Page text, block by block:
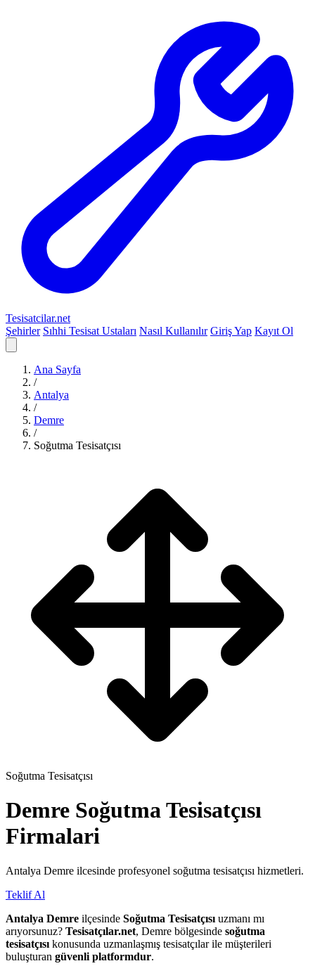
Tesisatcilar.net
Şehirler Sıhhi Tesisat Ustaları Nasıl Kullanılır Giriş Yap Kayıt Ol
Ana Sayfa
/
Antalya
/
Demre
/
Soğutma Tesisatçısı
Soğutma Tesisatçısı
Demre Soğutma Tesisatçısı
Firmalari
Antalya Demre ilcesinde profesyonel soğutma tesisatçısı hizmetleri.
Teklif Al
Antalya Demre ilçesinde Soğutma Tesisatçısı uzmanı mı
arıyorsunuz? Tesisatçılar.net, Demre bölgesinde soğutma
tesisatçısı konusunda uzmanlaşmış tesisatçılar ile müşterileri
buluşturan güvenli platformdur.